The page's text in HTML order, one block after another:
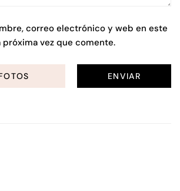
correo electrónico y web en este
próxima vez que comente.